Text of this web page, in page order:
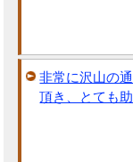
非常に沢山の
頂き、とても